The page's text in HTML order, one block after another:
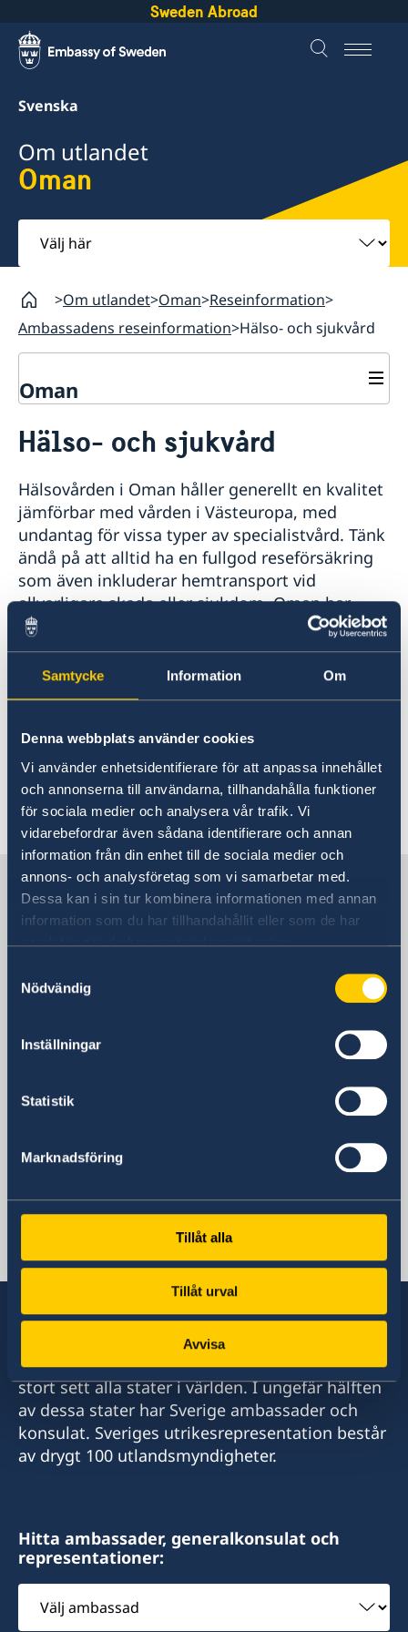
Samtycke Information Om
Denna webbplats använder cookies
Vi använder enhetsidentifierare för att anpassa innehållet
och annonserna till användarna, tillhandahålla funktioner
för sociala medier och analysera vår trafik. Vi
vidarebefordrar även sådana identifierare och annan
information från din enhet till de sociala medier och
annons- och analysföretag som vi samarbetar med.
Dessa kan i sin tur kombinera informationen med annan
information som du har tillhandahållit eller som de har
samlat in när du har använt deras tjänster.
Nödvändig
Inställningar
Statistik
Marknadsföring
Tillåt alla
Tillåt urval
Avvisa
Sweden Abroad
Svenska
Om utlandet
Oman
Välj
här
Om utlandet Oman Reseinformation
Ambassadens reseinformation Hälso- och sjukvård
Oman
Hjälp till svenskar i Oman
Pass i Oman
Förnyelse av nationellt pass och ID-kort i Oman
Förlust av pass och ansökan om provisoriskt pass i
Oman
Samordningsnummer
Ambassadens reseinformation
Aktuella händelser
Övriga upplysningar
Allmänna säkerhetsläget
Terrorism
Naturförhållanden och katastrofer
In- och utresebestämmelser
Hälso- och sjukvård
Lokala lagar och sedvänjor
Hälso- och sjukvård
Hälsovården i Oman håller generellt en kvalitet
jämförbar med vården i Västeuropa, med
undantag för vissa typer av specialistvård. Tänk
ändå på att alltid ha en fullgod reseförsäkring
som även inkluderar hemtransport vid
allvarligare skada eller sjukdom. Oman har
många vårdinrättningar och en relativt liten
befolkning, så vårdköer är sällan ett problem.
De flesta västerländska läkemedel finns
tillgängliga i Oman.
Livsmedelshygienen är generellt god i
restauranger och butiker.
Senast uppdaterad 05 aug. 2026, 16.01
Sverige i Oman
SVENSKA UTLANDSMYNDIGHETER I
utlandsmyndigheterna i Oman.
Saudiarabien, Riyadh
SVENSKA HONORÄRKONSULAT I
Oman
Svenska konsulat i Oman.
Muscat
E-post:
info@hcswedenoman.com
Epost:
E-post:
Fax
Sverige har diplomatiska förbindelser med i
stort sett alla stater i världen. I ungefär hälften
av dessa stater har Sverige ambassader och
konsulat. Sveriges utrikesrepresentation består
av drygt 100 utlandsmyndigheter.
Hitta ambassader, generalkonsulat och
representationer:
Välj
ambassad